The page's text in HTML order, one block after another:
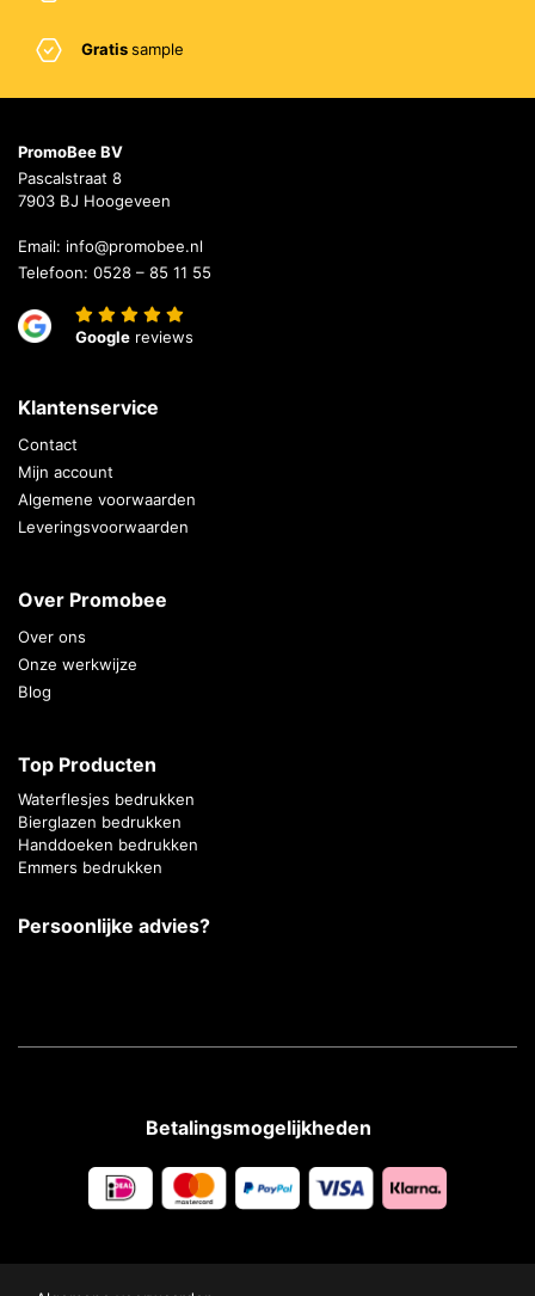
Gratissample
PromoBee BV
Pascalstraat 8
7903 BJ Hoogeveen
Email: info@promobee.nl
Telefoon: 0528 – 85 11 55
Google reviews
Klantenservice
Contact
Mijn account
Algemene voorwaarden
Leveringsvoorwaarden
Over Promobee
Over ons
Onze werkwijze
Blog
Top Producten
Waterflesjes bedrukken
Bierglazen bedrukken
Handdoeken bedrukken
Emmers bedrukken
Persoonlijke advies?
Betalingsmogelijkheden